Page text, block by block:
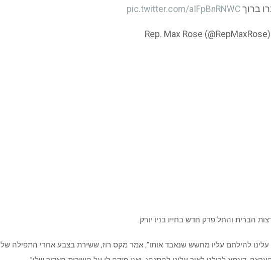
pic.twitter.com/aIFpBnRNWC
הברית והחל פרק חדש בחייו בניו יורק.
עלינו להילחם עליו מחשש שנאבד אותו”, אמר מקס רוז, ששירת בצבע אחרי התפילה של